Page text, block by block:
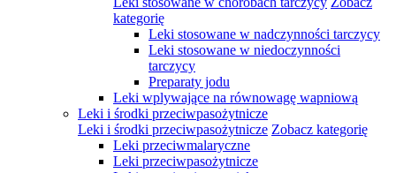
kategorię
Leki stosowane w nadczynności tarczycy
Leki stosowane w niedoczynności
tarczycy
Preparaty jodu
Leki wplywające na równowagę wapniową
Leki i środki przeciwpasożytnicze
Leki i środki przeciwpasożytnicze Zobacz kategorię
Leki przeciwmalaryczne
Leki przeciwpasożytnicze